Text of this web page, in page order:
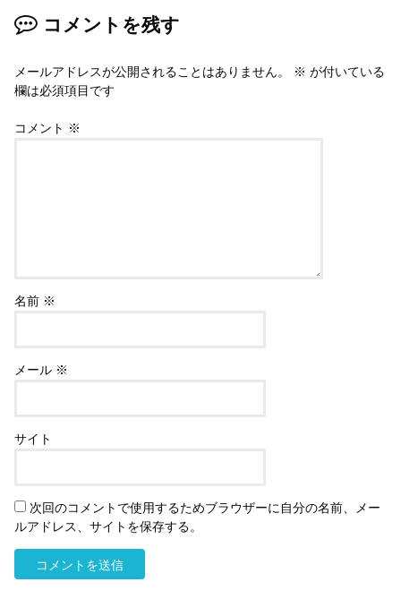
コメントを残す
メールアドレスが公開されることはありません。 ※ が付いている
欄は必須項目です
コメント ※
名前 ※
メール ※
サイト
次回のコメントで使用するためブラウザーに自分の名前、メー
ルアドレス、サイトを保存する。